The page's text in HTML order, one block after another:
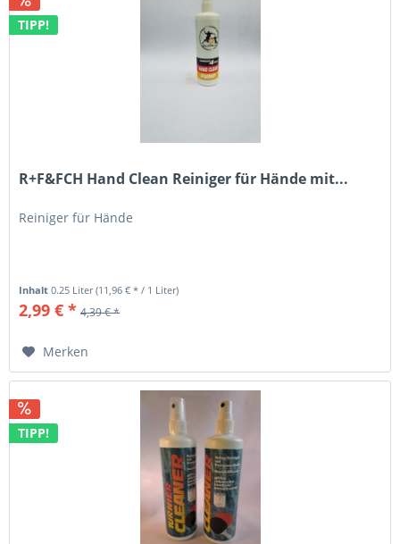
TIPP!
R+F&FCH Hand Clean Reiniger für Hände mit...
Reiniger für Hände
Inhalt0.25 Liter(11,96 € * / 1 Liter)
2,99 € * 4,39 € *
Merken
TIPP!